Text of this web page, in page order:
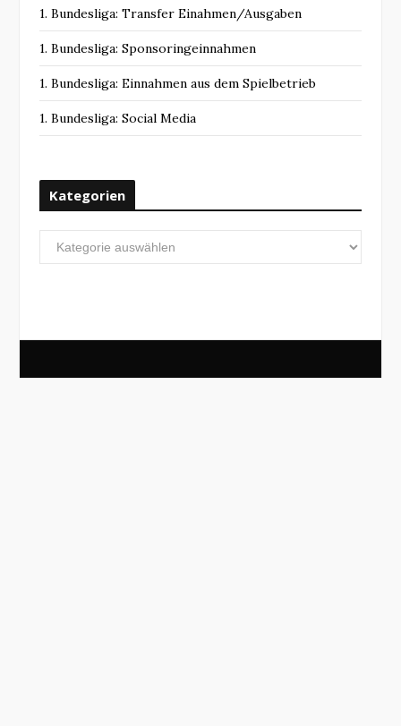
1. Bundesliga: Transfer Einahmen/Ausgaben
1. Bundesliga: Sponsoringeinnahmen
1. Bundesliga: Einnahmen aus dem Spielbetrieb
1. Bundesliga: Social Media
Kategorien
Kategorien